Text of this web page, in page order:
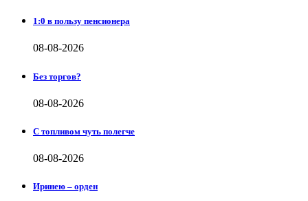
1:0 в пользу пенсионера
08-08-2026
Без торгов?
08-08-2026
С топливом чуть полегче
08-08-2026
Иринею – орден